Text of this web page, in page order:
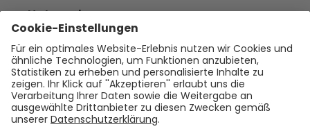
Unternehmen
Empfehlen
Über uns
Presse
Karriere